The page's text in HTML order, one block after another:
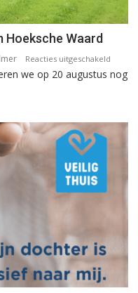
Hoeksche Waard
Reacties uitgeschakeld
Bij
de
we op 20 augustus nog